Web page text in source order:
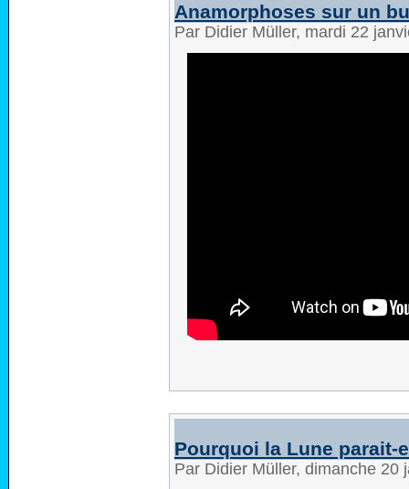
Anamorphoses sur un
Par Didier Müller, mardi 22
Pourquoi la Lune parait-
Par Didier Müller, dimanche 20